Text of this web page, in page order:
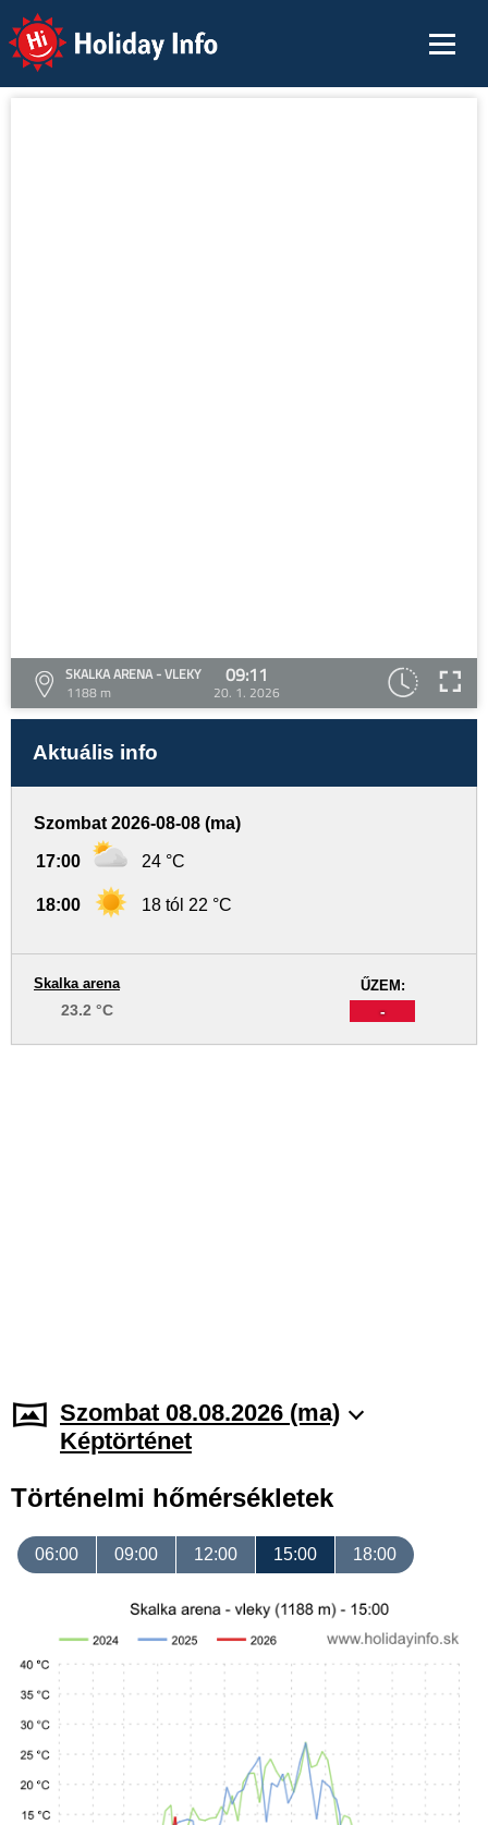
Holiday Info
SKALKA ARENA - VLEKY
1188 m
09:11
20. 1. 2026
Aktuális info
Szombat 2026-08-08 (ma)
17:00 24 °C
18:00 18 tól 22 °C
ŰZEM:
-
Skalka arena
23.2 °C
Szombat 08.08.2026 (ma)
Képtörténet
Történelmi hőmérsékletek
06:00 09:00 12:00 15:00 18:00